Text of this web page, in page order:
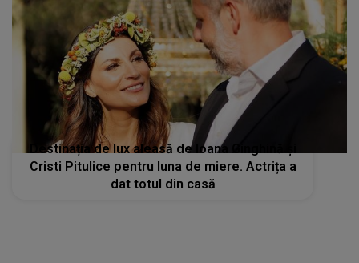
Destinația de lux aleasă de Ioana Ginghină și
Cristi Pitulice pentru luna de miere. Actrița a
dat totul din casă